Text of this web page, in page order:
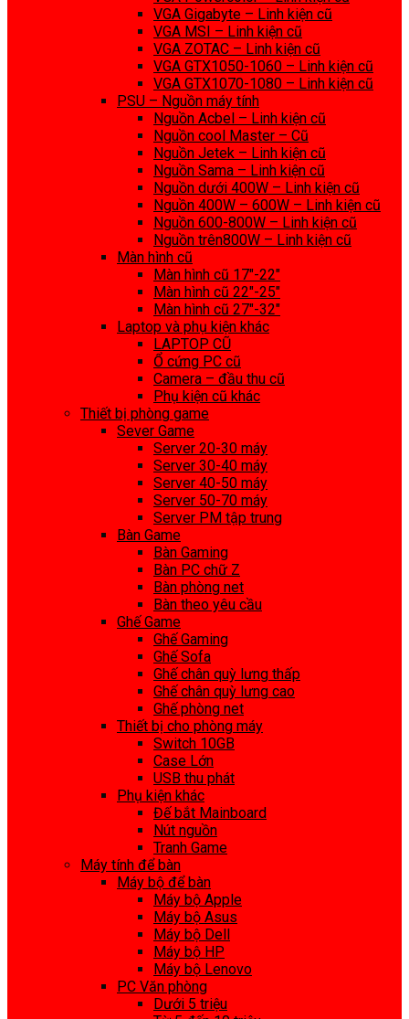
VGA Gigabyte – Linh kiện cũ
VGA MSI – Linh kiện cũ
VGA ZOTAC – Linh kiện cũ
VGA GTX1050-1060 – Linh kiện cũ
VGA GTX1070-1080 – Linh kiện cũ
PSU – Nguồn máy tính
Nguồn Acbel – Linh kiện cũ
Nguồn cool Master – Cũ
Nguồn Jetek – Linh kiện cũ
Nguồn Sama – Linh kiện cũ
Nguồn dưới 400W – Linh kiện cũ
Nguồn 400W – 600W – Linh kiện cũ
Nguồn 600-800W – Linh kiện cũ
Nguồn trên800W – Linh kiện cũ
Màn hình cũ
Màn hình cũ 17″-22″
Màn hình cũ 22″-25″
Màn hình cũ 27″-32″
Laptop và phụ kiện khác
LAPTOP CŨ
Ổ cứng PC cũ
Camera – đầu thu cũ
Phụ kiện cũ khác
Thiết bị phòng game
Sever Game
Server 20-30 máy
Server 30-40 máy
Server 40-50 máy
Server 50-70 máy
Server PM tập trung
Bàn Game
Bàn Gaming
Bàn PC chữ Z
Bàn phòng net
Bàn theo yêu cầu
Ghế Game
Ghế Gaming
Ghế Sofa
Ghế chân quỳ lưng thấp
Ghế chân quỳ lưng cao
Ghế phòng net
Thiết bị cho phòng máy
Switch 10GB
Case Lớn
USB thu phát
Phụ kiện khác
Đế bắt Mainboard
Nút nguồn
Tranh Game
Máy tính để bàn
Máy bộ để bàn
Máy bộ Apple
Máy bộ Asus
Máy bộ Dell
Máy bộ HP
Máy bộ Lenovo
PC Văn phòng
Dưới 5 triệu